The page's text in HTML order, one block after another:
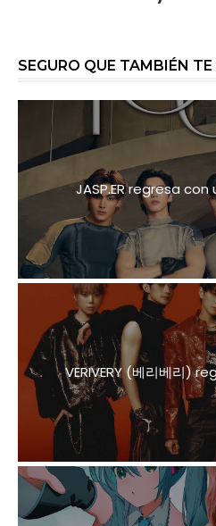
SEGURO QUE TAMBIÉN TE
JASP.ER regresa
VERIVERY (베리베리)